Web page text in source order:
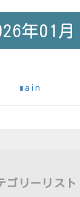
年01月
main
ゴリーリスト